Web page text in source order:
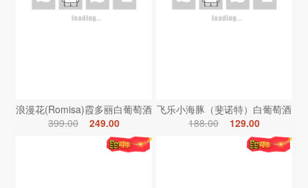
浪漫花(Romisa)霞多丽白葡萄酒
399.00
249.00
飞乐小海豚（斐诺特）白葡萄酒
188.00
129.00